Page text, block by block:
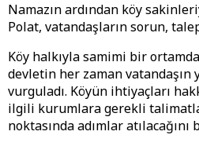
Namazın ardından köy
Polat, vatandaşların sorun,
Köy halkıyla samimi bir
devletin her zaman vatandaşın
vurguladı. Köyün ihtiyaçları
ilgili kurumlara gerekli
noktasında adımlar